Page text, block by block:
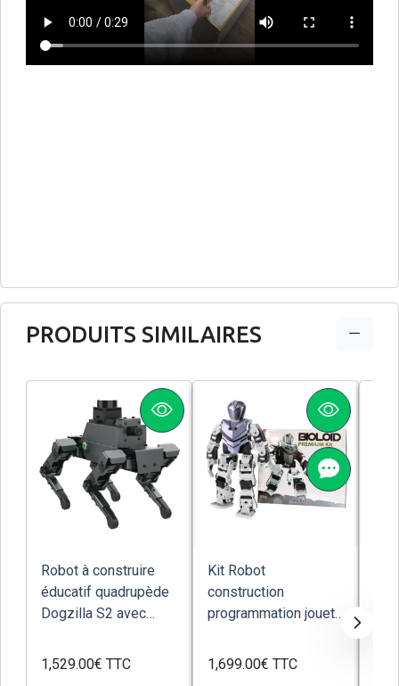
PRODUITS SIMILAIRES
Robot à construire
éducatif quadrupède
Dogzilla S2 avec
1,529.00€ TTC
Kit Robot
construction
programmation jouet
Biolo...
1,699.00€ TTC